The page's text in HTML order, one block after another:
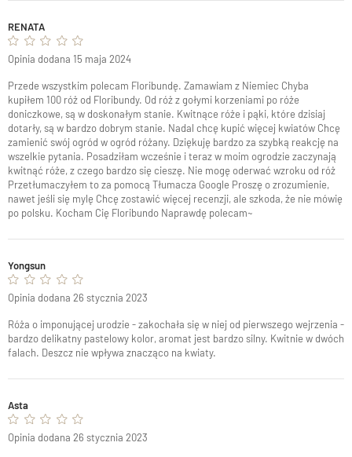
RENATA
Przede wszystkim polecam Floribundę. Zamawiam z Niemiec Chyba
kupiłem 100 róż od Floribundy. Od róż z gołymi korzeniami po róże
doniczkowe, są w doskonałym stanie. Kwitnące róże i pąki, które dzisiaj
dotarły, są w bardzo dobrym stanie. Nadal chcę kupić więcej kwiatów Chcę
zamienić swój ogród w ogród różany. Dziękuję bardzo za szybką reakcję na
wszelkie pytania. Posadziłam wcześnie i teraz w moim ogrodzie zaczynają
kwitnąć róże, z czego bardzo się cieszę. Nie mogę oderwać wzroku od róż
Przetłumaczyłem to za pomocą Tłumacza Google Proszę o zrozumienie,
nawet jeśli się mylę Chcę zostawić więcej recenzji, ale szkoda, że ​​nie mówię
po polsku. Kocham Cię Floribundo Naprawdę polecam~
Yongsun
Opinia dodana 15 maja 2024
Róża o imponującej urodzie - zakochała się w niej od pierwszego wejrzenia -
bardzo delikatny pastelowy kolor, aromat jest bardzo silny. Kwitnie w dwóch
falach. Deszcz nie wpływa znacząco na kwiaty.
Asta
Opinia dodana 26 stycznia 2023
Opinia dodana 26 stycznia 2023